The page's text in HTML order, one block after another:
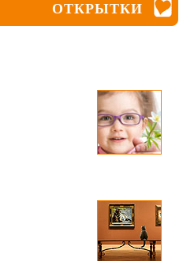
ОТКРЫТКИ